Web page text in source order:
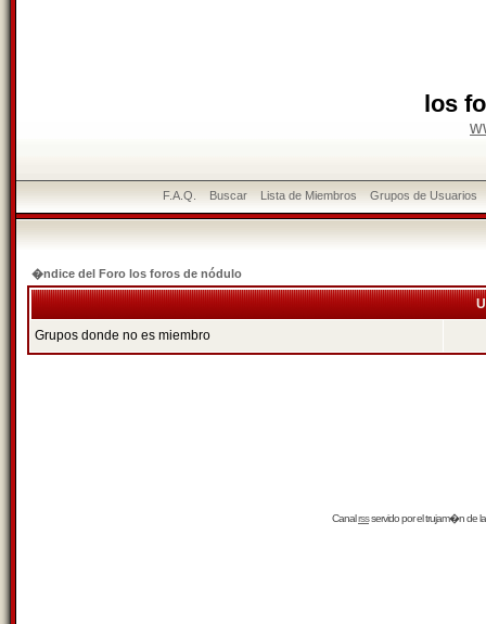
los
F.A.Q. Buscar Lista de Miembros Grupos de Usuarios
�ndice del Foro los foros de nódulo
Grupos donde no es miembro
Canalrssservido por eltrujam�nde